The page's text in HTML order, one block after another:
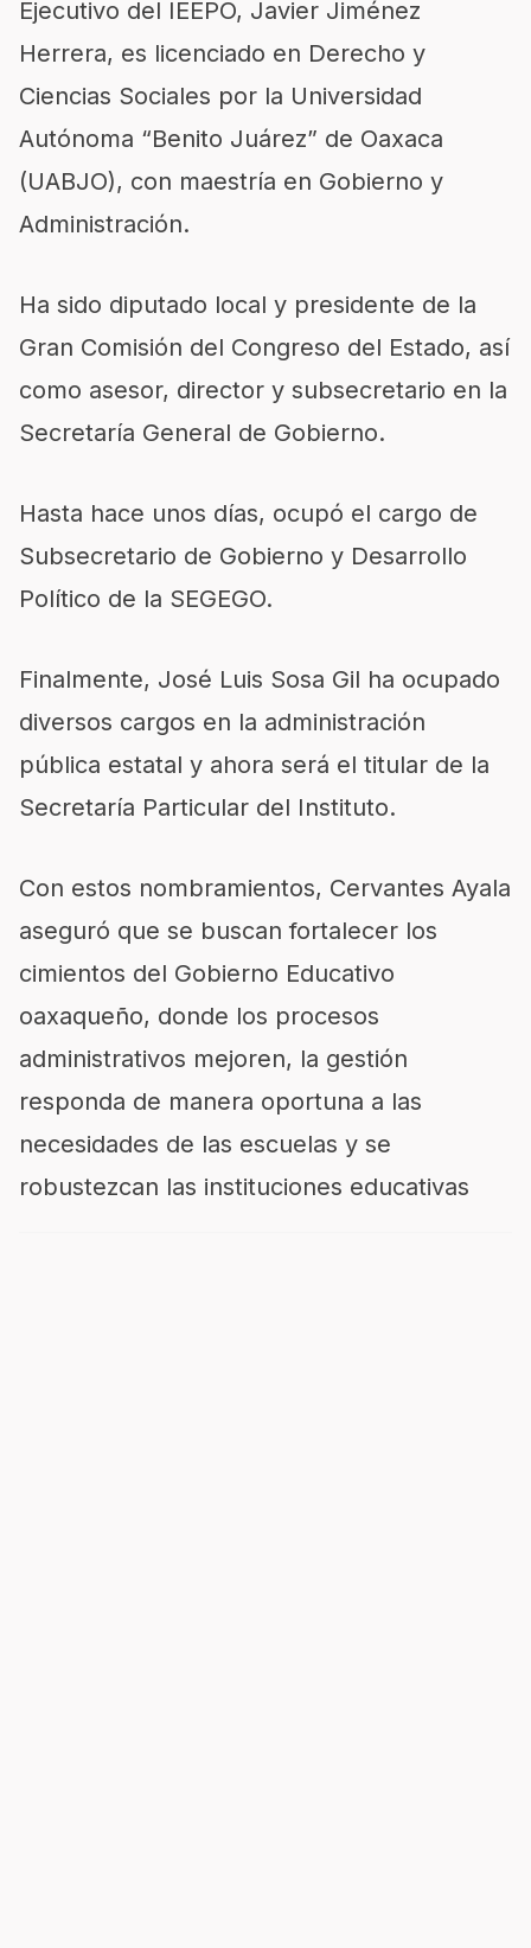
Ejecutivo del IEEPO, Javier Jiménez
Herrera, es licenciado en Derecho y
Ciencias Sociales por la Universidad
Autónoma “Benito Juárez” de Oaxaca
(UABJO), con maestría en Gobierno y
Administración.
Ha sido diputado local y presidente de la
Gran Comisión del Congreso del Estado, así
como asesor, director y subsecretario en la
Secretaría General de Gobierno.
Hasta hace unos días, ocupó el cargo de
Subsecretario de Gobierno y Desarrollo
Político de la SEGEGO.
Finalmente, José Luis Sosa Gil ha ocupado
diversos cargos en la administración
pública estatal y ahora será el titular de la
Secretaría Particular del Instituto.
Con estos nombramientos, Cervantes Ayala
aseguró que se buscan fortalecer los
cimientos del Gobierno Educativo
oaxaqueño, donde los procesos
administrativos mejoren, la gestión
responda de manera oportuna a las
necesidades de las escuelas y se
robustezcan las instituciones educativas